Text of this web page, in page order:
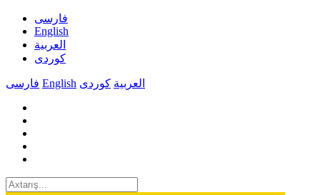
فارسی
English
العربیة
کوردی
فارسی English العربیة کوردی